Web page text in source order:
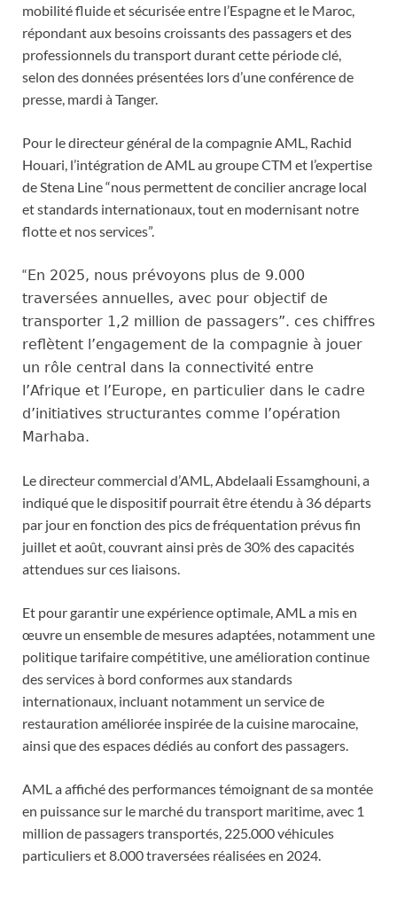
mobilité fluide et sécurisée entre l’Espagne et le Maroc,
répondant aux besoins croissants des passagers et des
professionnels du transport durant cette période clé,
selon des données présentées lors d’une conférence de
presse, mardi à Tanger.
Pour le directeur général de la compagnie AML, Rachid
Houari, l’intégration de AML au groupe CTM et l’expertise
de Stena Line “nous permettent de concilier ancrage local
et standards internationaux, tout en modernisant notre
flotte et nos services”.
“En 2025, nous prévoyons plus de 9.000
traversées annuelles, avec pour objectif de
transporter 1,2 million de passagers”. ces chiffres
reflètent l’engagement de la compagnie à jouer
un rôle central dans la connectivité entre
l’Afrique et l’Europe, en particulier dans le cadre
d’initiatives structurantes comme l’opération
Marhaba.
Le directeur commercial d’AML, Abdelaali Essamghouni, a
indiqué que le dispositif pourrait être étendu à 36 départs
par jour en fonction des pics de fréquentation prévus fin
juillet et août, couvrant ainsi près de 30% des capacités
attendues sur ces liaisons.
Et pour garantir une expérience optimale, AML a mis en
œuvre un ensemble de mesures adaptées, notamment une
politique tarifaire compétitive, une amélioration continue
des services à bord conformes aux standards
internationaux, incluant notamment un service de
restauration améliorée inspirée de la cuisine marocaine,
ainsi que des espaces dédiés au confort des passagers.
AML a affiché des performances témoignant de sa montée
en puissance sur le marché du transport maritime, avec 1
million de passagers transportés, 225.000 véhicules
particuliers et 8.000 traversées réalisées en 2024.